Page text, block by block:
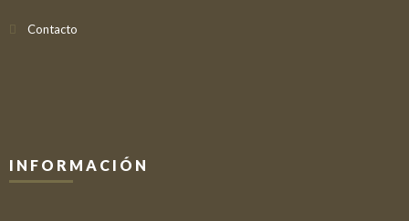
Contacto
INFORMACIÓN